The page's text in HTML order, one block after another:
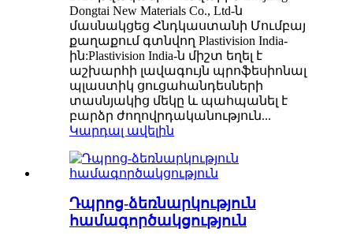
Dongtai New Materials Co., Ltd-ն
մասնակցեց Հնդկաստանի Մումբայ
քաղաքում գտնվող Plastivision India-
ին:Plastivision India-ն միշտ եղել է
աշխարհի լավագույն պրոֆեսիոնալ
պլաստիկ ցուցահանդեսների
տասնյակից մեկը և պահպանել է
բարձր ժողովրդականություն...
Կարդալ ավելին
Դպրոց-ձեռնարկություն
համագործակցություն